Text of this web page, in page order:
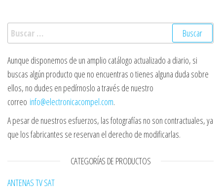
Buscar:
Aunque disponemos de un amplio catálogo actualizado a diario, si
buscas algún producto que no encuentras o tienes alguna duda sobre
ellos, no dudes en pedírnoslo a través de nuestro
correo info@electronicacompel.com.
A pesar de nuestros esfuerzos, las fotografías no son contractuales, ya
que los fabricantes se reservan el derecho de modificarlas.
CATEGORÍAS DE PRODUCTOS
ANTENAS TV SAT